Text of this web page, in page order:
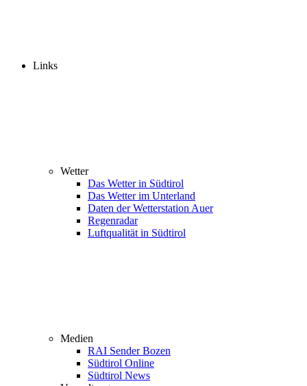
Links
Wetter
Das Wetter in Südtirol
Das Wetter im Unterland
Daten der Wetterstation Auer
Regenradar
Luftqualität in Südtirol
Medien
RAI Sender Bozen
Südtirol Online
Südtirol News